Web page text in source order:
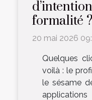
formalité ?
20 mai 2026
Quelques
voilà : le
le sésame